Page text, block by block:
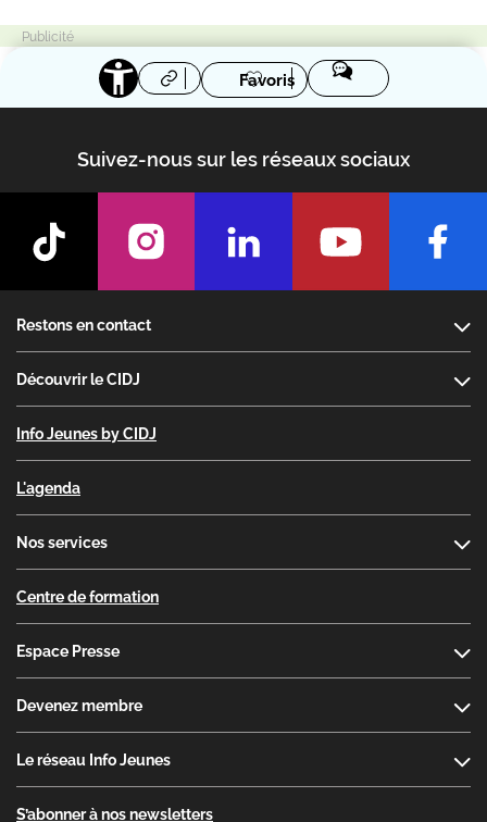
Favoris
Suivez-nous sur les réseaux sociaux
Restons en contact
Découvrir le CIDJ
Info Jeunes by CIDJ
L'agenda
Nos services
Centre de formation
Espace Presse
Devenez membre
Le réseau Info Jeunes
S’abonner à nos newsletters